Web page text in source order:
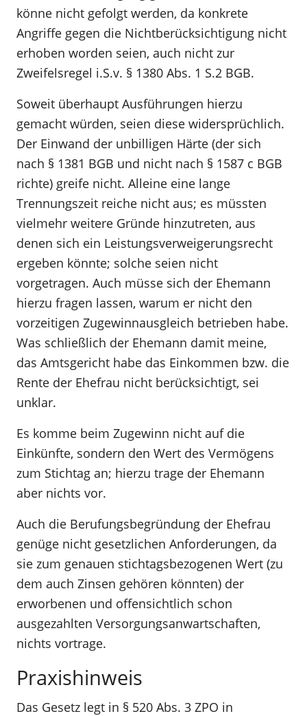
könne nicht gefolgt werden, da konkrete
Angriffe gegen die Nichtberücksichtigung nicht
erhoben worden seien, auch nicht zur
Zweifelsregel i.S.v. § 1380 Abs. 1 S.2 BGB.
Soweit überhaupt Ausführungen hierzu
gemacht würden, seien diese widersprüchlich.
Der Einwand der unbilligen Härte (der sich
nach § 1381 BGB und nicht nach § 1587 c BGB
richte) greife nicht. Alleine eine lange
Trennungszeit reiche nicht aus; es müssten
vielmehr weitere Gründe hinzutreten, aus
denen sich ein Leistungsverweigerungsrecht
ergeben könnte; solche seien nicht
vorgetragen. Auch müsse sich der Ehemann
hierzu fragen lassen, warum er nicht den
vorzeitigen Zugewinnausgleich betrieben habe.
Was schließlich der Ehemann damit meine,
das Amtsgericht habe das Einkommen bzw. die
Rente der Ehefrau nicht berücksichtigt, sei
unklar.
Es komme beim Zugewinn nicht auf die
Einkünfte, sondern den Wert des Vermögens
zum Stichtag an; hierzu trage der Ehemann
aber nichts vor.
Auch die Berufungsbegründung der Ehefrau
genüge nicht gesetzlichen Anforderungen, da
sie zum genauen stichtagsbezogenen Wert (zu
dem auch Zinsen gehören könnten) der
erworbenen und offensichtlich schon
ausgezahlten Versorgungsanwartschaften,
nichts vortrage.
Praxishinweis
Das Gesetz legt in § 520 Abs. 3 ZPO in